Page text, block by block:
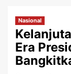
Nasional
Era